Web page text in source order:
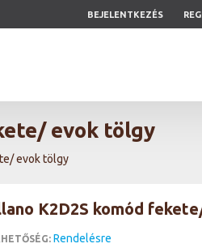
BEJELENTKEZÉS
evok tölgy
evok tölgy
K2D2S komód
Rendelésre